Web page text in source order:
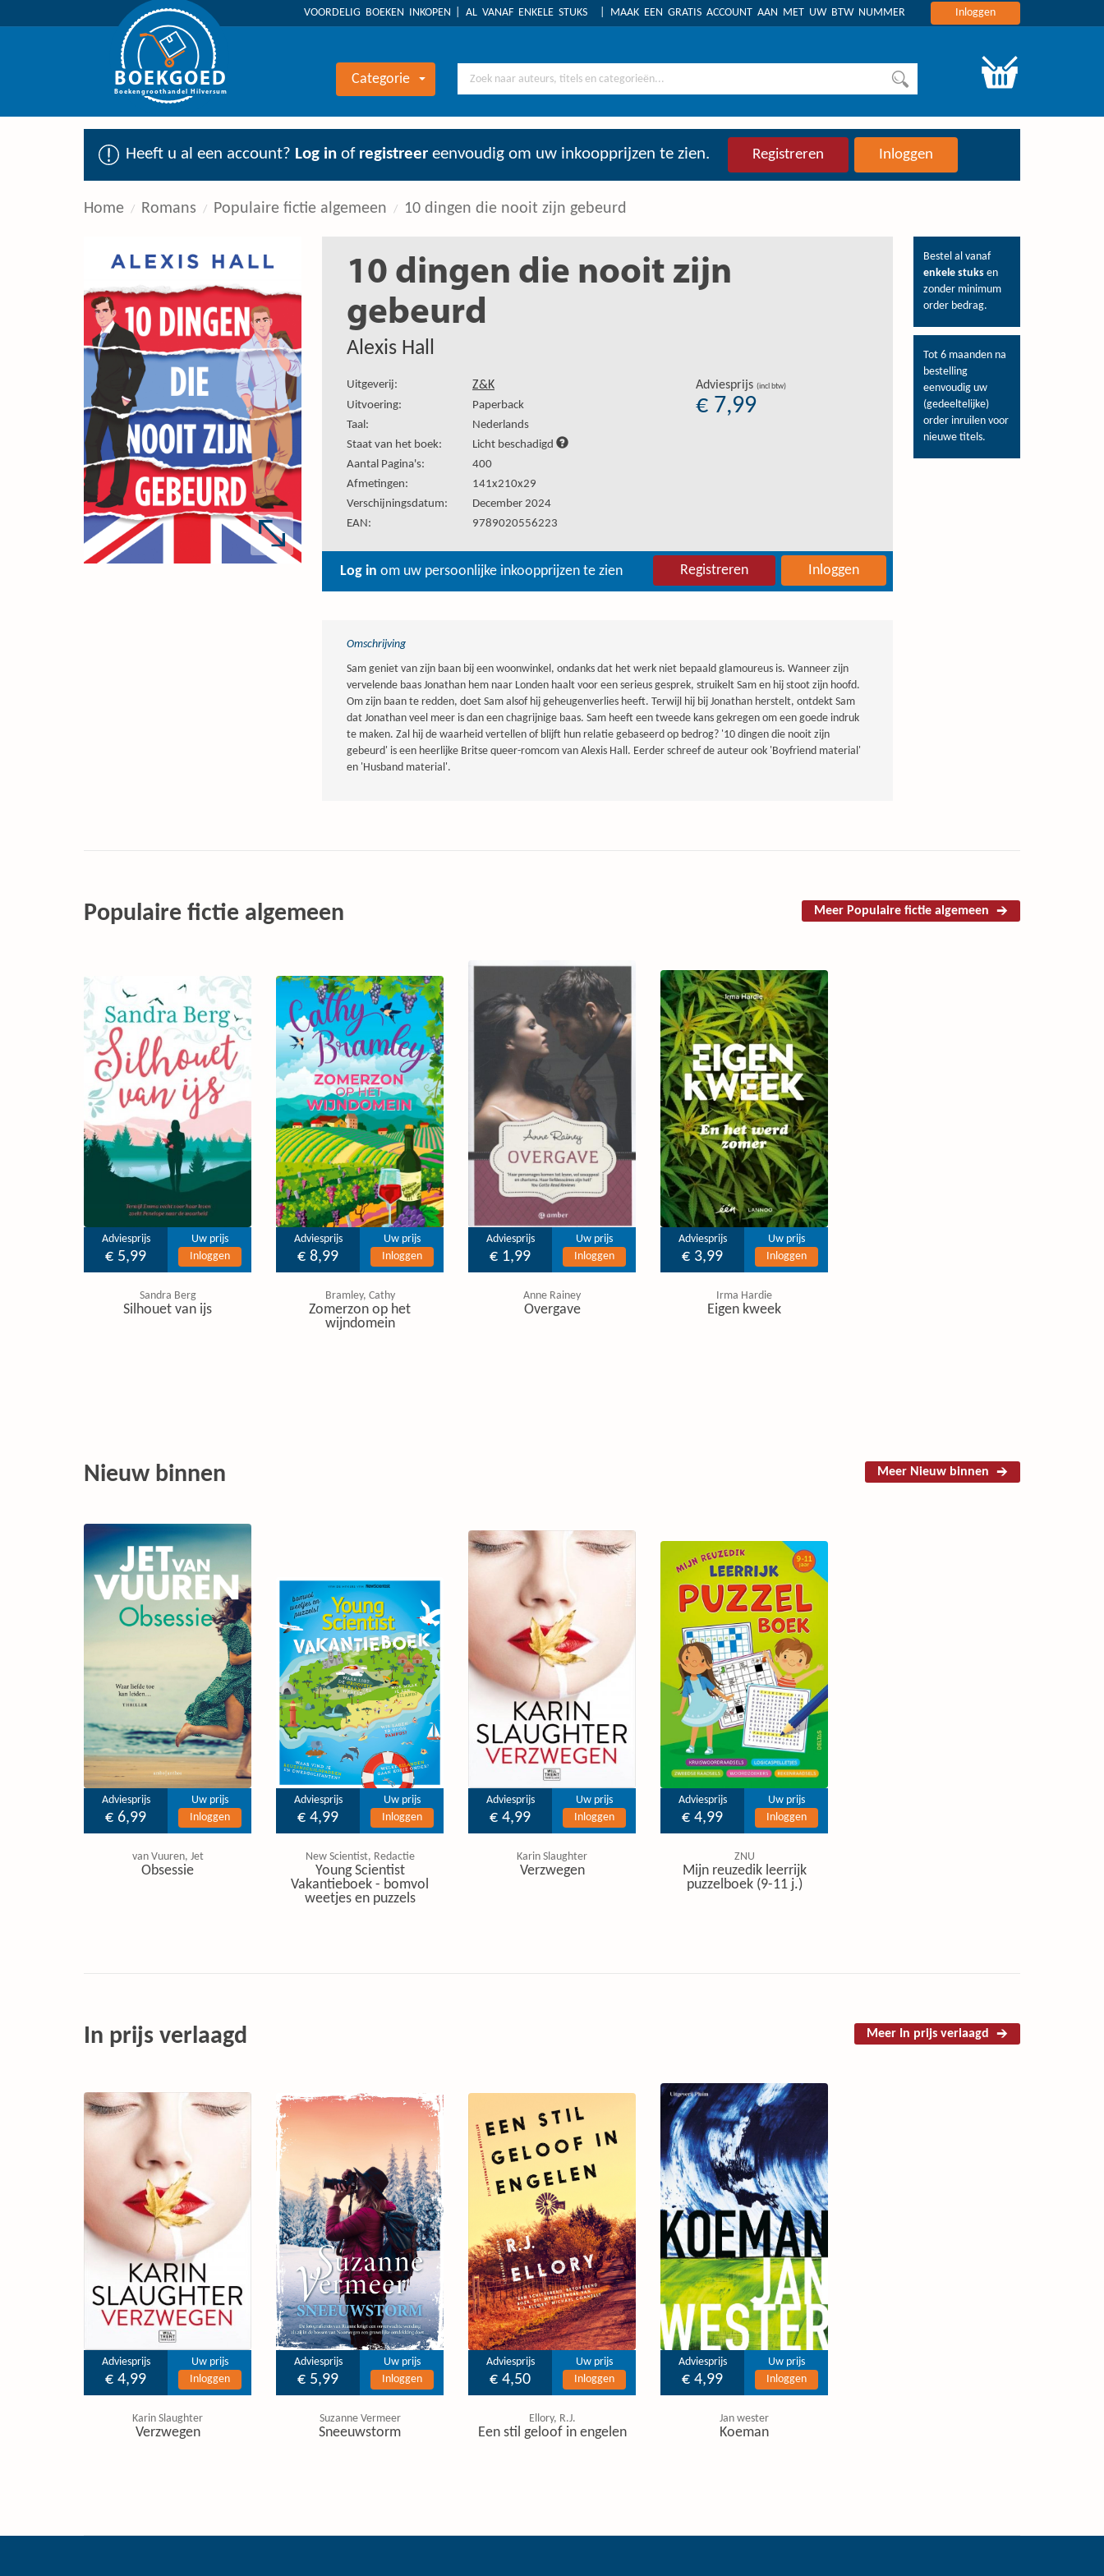
VOORDELIG BOEKEN INKOPEN AL VANAF ENKELE STUKS MAAK EEN GRATIS ACCOUNT AAN MET UW BTW NUMMER Inloggen
BOEKGOED
Boekengroothandel Hilversum
Categorie
Heeft u al een account? Log in of registreer eenvoudig om uw inkoopprijzen te zien. Registreren Inloggen
Home Romans Populaire fictie algemeen 10 dingen die nooit zijn gebeurd
Bestel al vanaf
enkele stuks en
zonder minimum
order bedrag.
Tot 6 maanden na
bestelling
eenvoudig uw
(gedeeltelijke)
order inruilen voor
nieuwe titels.
10 dingen die nooit zijn
gebeurd
Alexis Hall
Uitgeverij: Z&K
Uitvoering:
Paperback
Taal:
Nederlands
Staat van het boek:
Licht beschadigd
Aantal Pagina's:
400
Afmetingen:
141x210x29
Verschijningsdatum:
December 2024
EAN:
9789020556223
Adviesprijs (incl btw)
€ 7,99
Log in om uw persoonlijke inkoopprijzen te zien Registreren Inloggen
Omschrijving
Sam geniet van zijn baan bij een woonwinkel, ondanks dat het werk niet bepaald glamoureus is. Wanneer zijn
vervelende baas Jonathan hem naar Londen haalt voor een serieus gesprek, struikelt Sam en hij stoot zijn hoofd.
Om zijn baan te redden, doet Sam alsof hij geheugenverlies heeft. Terwijl hij bij Jonathan herstelt, ontdekt Sam
dat Jonathan veel meer is dan een chagrijnige baas. Sam heeft een tweede kans gekregen om een goede indruk
te maken. Zal hij de waarheid vertellen of blijft hun relatie gebaseerd op bedrog? '10 dingen die nooit zijn
gebeurd' is een heerlijke Britse queer-romcom van Alexis Hall. Eerder schreef de auteur ook 'Boyfriend material'
en 'Husband material'.
Populaire fictie algemeen Meer Populaire fictie algemeen
Adviesprijs
€ 5,99
Uw prijs
Inloggen
Sandra Berg
Silhouet van ijs
Adviesprijs
€ 8,99
Uw prijs
Inloggen
Bramley, Cathy
Zomerzon op het
wijndomein
Adviesprijs
€ 1,99
Uw prijs
Inloggen
Anne Rainey
Overgave
Adviesprijs
€ 3,99
Uw prijs
Inloggen
Irma Hardie
Eigen kweek
Nieuw binnen Meer Nieuw binnen
Adviesprijs
€ 6,99
Uw prijs
Inloggen
van Vuuren, Jet
Obsessie
Adviesprijs
€ 4,99
Uw prijs
Inloggen
New Scientist, Redactie
Young Scientist
Vakantieboek - bomvol
weetjes en puzzels
Adviesprijs
€ 4,99
Uw prijs
Inloggen
Karin Slaughter
Verzwegen
Adviesprijs
€ 4,99
Uw prijs
Inloggen
ZNU
Mijn reuzedik leerrijk
puzzelboek (9-11 j.)
In prijs verlaagd Meer In prijs verlaagd
Adviesprijs
€ 4,99
Uw prijs
Inloggen
Karin Slaughter
Verzwegen
Adviesprijs
€ 5,99
Uw prijs
Inloggen
Suzanne Vermeer
Sneeuwstorm
Adviesprijs
€ 4,50
Uw prijs
Inloggen
Ellory, R.J.
Een stil geloof in engelen
Adviesprijs
€ 4,99
Uw prijs
Inloggen
Jan wester
Koeman